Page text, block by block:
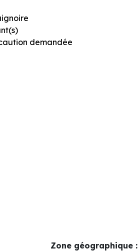
demandée
Zone géographique :